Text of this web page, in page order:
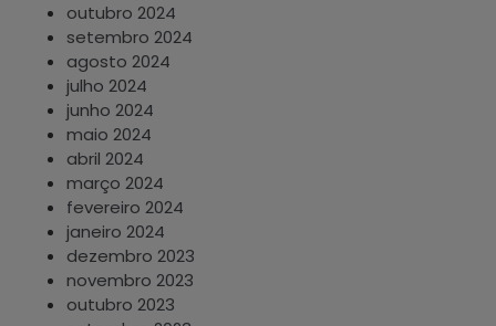
outubro 2024
setembro 2024
agosto 2024
julho 2024
junho 2024
maio 2024
abril 2024
março 2024
fevereiro 2024
janeiro 2024
dezembro 2023
novembro 2023
outubro 2023